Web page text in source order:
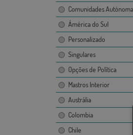
Comunidades
Ámérica do Sul
Personalizado
Singulares
Opções de Política
Mastros Interior
Austrália
Colombia
Chile